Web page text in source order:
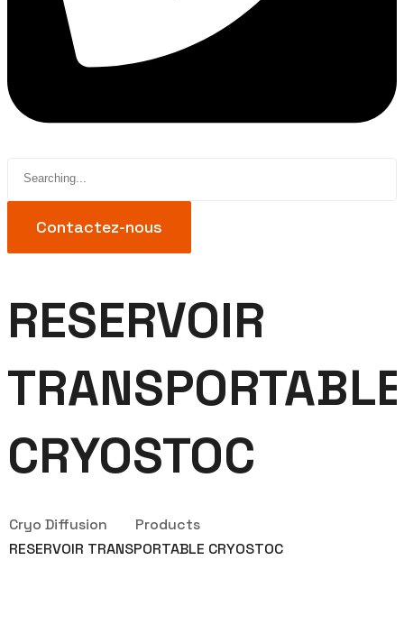
Search
Contactez-nous
RESERVOIR
TRANSPORTABLE
CRYOSTOC
Cryo Diffusion
Products
RESERVOIR TRANSPORTABLE CRYOSTOC